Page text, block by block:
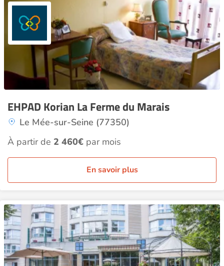
EHPAD Korian La Ferme du Marais
Le Mée-sur-Seine (77350)
À partir de 2 460€ par mois
En savoir plus